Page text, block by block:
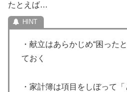
たとえば…
・献立はあらかじめ“困った
ておく
・家計簿は項目をしぼって